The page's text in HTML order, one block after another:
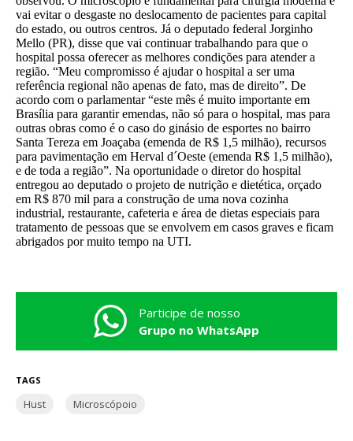
vai evitar o desgaste no deslocamento de pacientes para capital
do estado, ou outros centros. Já o deputado federal Jorginho
Mello (PR), disse que vai continuar trabalhando para que o
hospital possa oferecer as melhores condições para atender a
região. “Meu compromisso é ajudar o hospital a ser uma
referência regional não apenas de fato, mas de direito”. De
acordo com o parlamentar “este mês é muito importante em
Brasília para garantir emendas, não só para o hospital, mas para
outras obras como é o caso do ginásio de esportes no bairro
Santa Tereza em Joaçaba (emenda de R$ 1,5 milhão), recursos
para pavimentação em Herval d´Oeste (emenda R$ 1,5 milhão),
e de toda a região”. Na oportunidade o diretor do hospital
entregou ao deputado o projeto de nutrição e dietética, orçado
em R$ 870 mil para a construção de uma nova cozinha
industrial, restaurante, cafeteria e área de dietas especiais para
tratamento de pessoas que se envolvem em casos graves e ficam
abrigados por muito tempo na UTI.
Participe de nosso
Grupo no WhatsApp
TAGS
Hust Microscópoio